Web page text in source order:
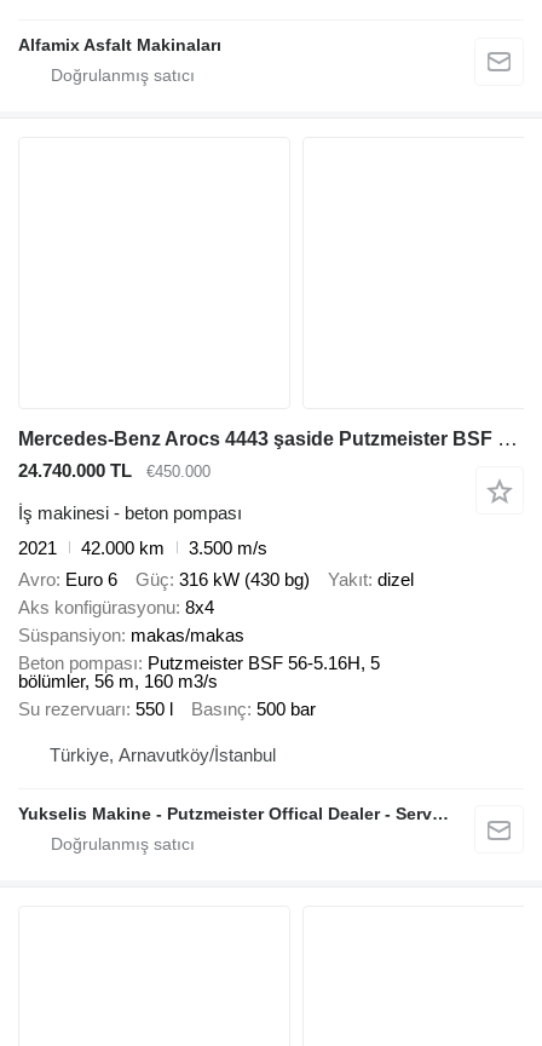
Alfamix Asfalt Makinaları
Mercedes-Benz Arocs 4443 şaside Putzmeister BSF 56-5.16H
24.740.000 TL €450.000
İş makinesi - beton pompası
2021
42.000 km
3.500 m/s
Avro Euro 6 Güç 316 kW (430 bg) Yakıt dizel
Aks konfigürasyonu 8x4
Süspansiyon makas/makas
Beton pompası Putzmeister BSF 56-5.16H, 5
bölümler, 56 m, 160 m3/s
Su rezervuarı 550 l Basınç 500 bar
Türkiye, Arnavutköy/İstanbul
Yukselis Makine - Putzmeister Offical Dealer - Service And Sales Center